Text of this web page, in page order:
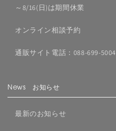
～8/16(日)は期間休業
オンライン相談予約
通販サイト電話：088-699-5004
News お知らせ
最新のお知らせ